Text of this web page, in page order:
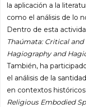
la aplicación a la
como el análisis de lo
Dentro de esta
Thaúmata: Critical
Hagiography and
También, ha
el análisis de la
en contextos
Religious Embodied